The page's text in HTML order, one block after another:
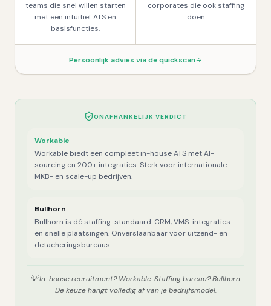
teams die snel willen starten
met een intuïtief ATS en
basisfuncties.
corporates die ook staffing
doen
Persoonlijk advies via de quickscan
ONAFHANKELIJK VERDICT
Workable
Workable biedt een compleet in-house ATS met AI-
sourcing en 200+ integraties. Sterk voor internationale
MKB- en scale-up bedrijven.
Bullhorn
Bullhorn is dé staffing-standaard: CRM, VMS-integraties
en snelle plaatsingen. Onverslaanbaar voor uitzend- en
detacheringsbureaus.
💡In-house recruitment? Workable. Staffing bureau? Bullhorn.
De keuze hangt volledig af van je bedrijfsmodel.